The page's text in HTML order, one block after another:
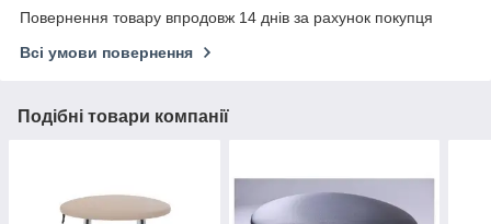
Повернення товару впродовж 14 днів за рахунок покупця
Всі умови повернення
Подібні товари компанії